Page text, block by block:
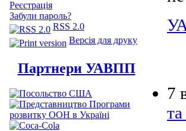
Реєстрація
Забули пароль?
RSS 2.0
Версія для друку
Партнери УАВПП
7